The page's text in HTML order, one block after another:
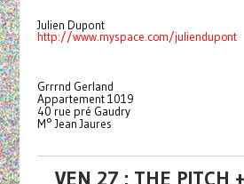
Julien Dupont
http://www.myspace.com/juliendupont
Grrrnd Gerland
Appartement 1019
40 rue pré Gaudry
M° Jean Jaures
VEN 27 : THE PITCH